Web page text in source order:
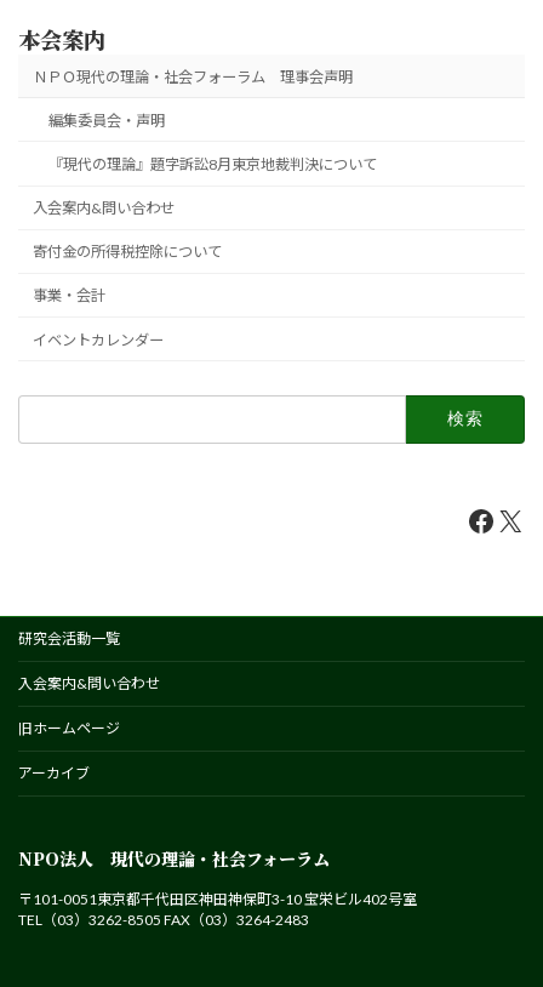
本会案内
ＮＰＯ現代の理論・社会フォーラム 理事会声明
編集委員会・声明
『現代の理論』題字訴訟8月東京地裁判決について
入会案内&問い合わせ
寄付金の所得税控除について
事業・会計
イベントカレンダー
X
研究会活動一覧
入会案内&問い合わせ
旧ホームページ
アーカイブ
NPO法人 現代の理論・社会フォーラム
〒101-0051東京都千代田区神田神保町3-10 宝栄ビル402号室
TEL（03）3262-8505 FAX（03）3264-2483